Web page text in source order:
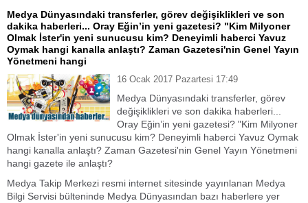
Medya Dünyasındaki transferler, görev değişiklikleri ve son
dakika haberleri... Oray Eğin’in yeni gazetesi? "Kim Milyoner
Olmak İster'in yeni sunucusu kim? Deneyimli haberci Yavuz
Oymak hangi kanalla anlaştı? Zaman Gazetesi'nin Genel Yayın
Yönetmeni hangi
16 Ocak 2017 Pazartesi 17:49
Medya Dünyasındaki transferler, görev
değişiklikleri ve son dakika haberleri...
Oray Eğin’in yeni gazetesi? "Kim Milyoner
Olmak İster'in yeni sunucusu kim? Deneyimli haberci Yavuz Oymak
hangi kanalla anlaştı? Zaman Gazetesi'nin Genel Yayın Yönetmeni
hangi gazete ile anlaştı?
Medya Takip Merkezi resmi internet sitesinde yayınlanan Medya
Bilgi Servisi bülteninde Medya Dünyasından bazı haberlere yer